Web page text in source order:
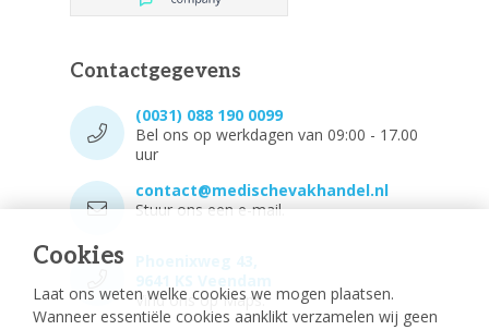
Cookies
Laat ons weten welke cookies we mogen plaatsen.
Wanneer essentiële cookies aanklikt verzamelen wij geen
Contactgegevens
(0031) 088 190 0099
Bel ons op werkdagen van 09:00 - 17.00
uur
contact@medischevakhandel.nl
Stuur ons een e-mail.
Vind ons op Maps.